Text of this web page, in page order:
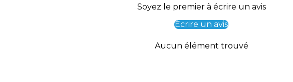
Soyez le premier à écrire un avis
Écrire un avis
Aucun élément trouvé